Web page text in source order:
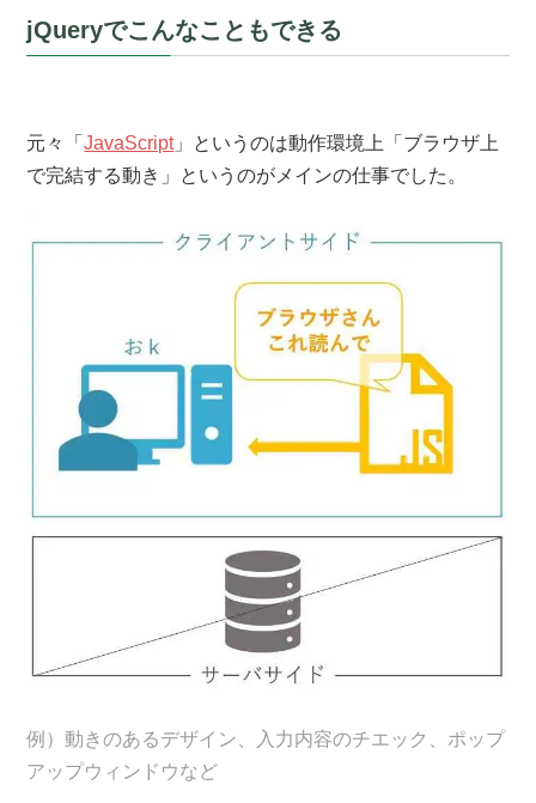
jQueryでこんなこともできる
元々「JavaScript」というのは動作環境上「ブラウザ上
で完結する動き」というのがメインの仕事でした。
例）動きのあるデザイン、入力内容のチエック、ポップ
アップウィンドウなど